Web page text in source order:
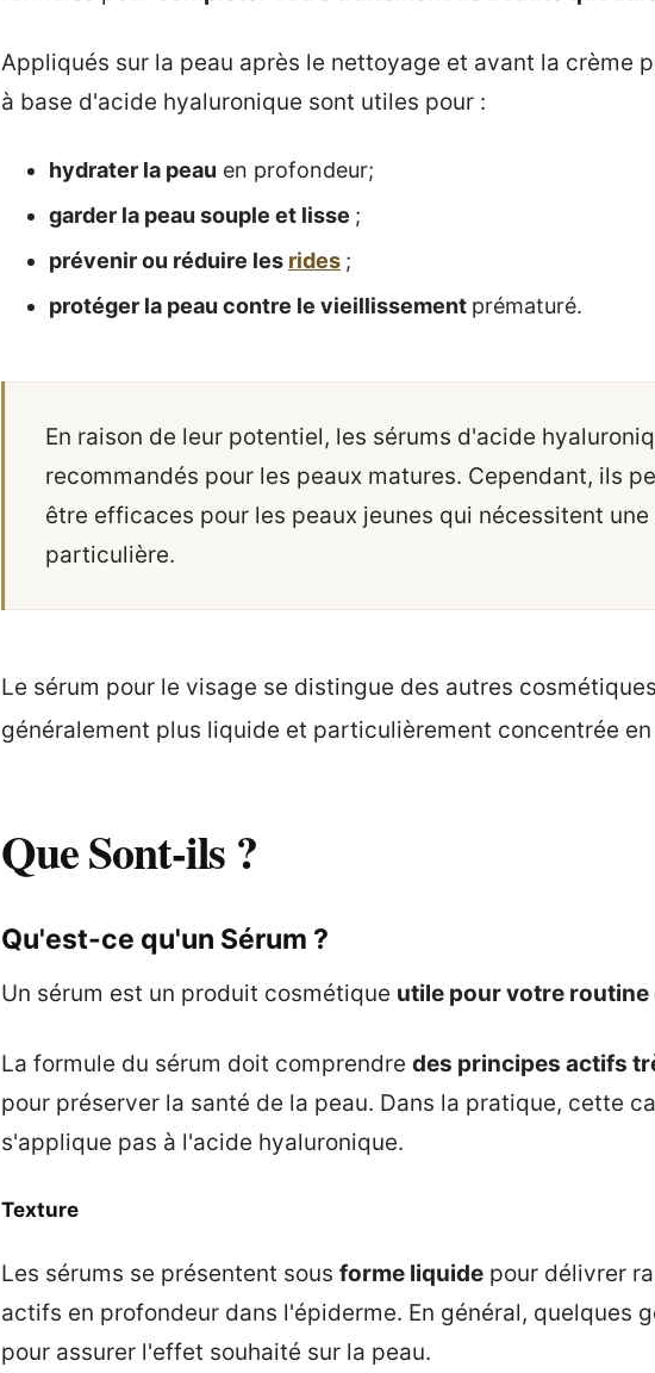
Appliqués sur la peau après le nettoyage et avant la crème
à base d'acide hyaluronique sont utiles pour :
hydrater la peau en profondeur;
garder la peau souple et lisse ;
prévenir ou réduire les rides ;
protéger la peau contre le vieillissement prématuré.
En raison de leur potentiel, les sérums d'acide
recommandés pour les peaux matures. Cependant, ils
être efficaces pour les peaux jeunes qui nécessitent
particulière.
Le sérum pour le visage se distingue des autres
généralement plus liquide et particulièrement concentrée
Que Sont-ils ?
Qu'est-ce qu'un Sérum ?
Un sérum est un produit cosmétique utile pour votre
La formule du sérum doit comprendre des principes actifs
pour préserver la santé de la peau. Dans la pratique, cette
s'applique pas à l'acide hyaluronique.
Texture
Les sérums se présentent sous forme liquide pour délivrer
actifs en profondeur dans l'épiderme. En général, quelques
pour assurer l'effet souhaité sur la peau.